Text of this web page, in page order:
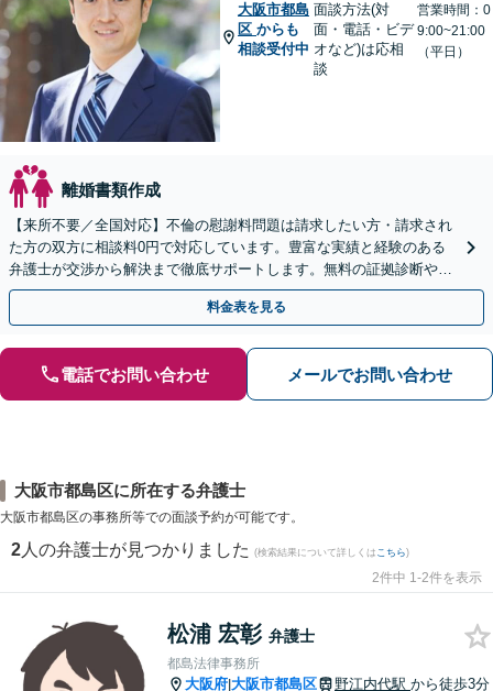
大阪市都島
区 からも
相談受付中
面談方法(対
面・電話・ビデ
オなど)は応相
談
営業時間：0
9:00~21:00
（平日）
離婚書類作成
【来所不要／全国対応】不倫の慰謝料問題は請求したい方・請求され
た方の双方に相談料0円で対応しています。豊富な実績と経験のある
弁護士が交渉から解決まで徹底サポートします。無料の証拠診断や着
手金の返還保証もありますので安心してご相談ください。
料金表を見る
電話でお問い合わせ メールでお問い合わせ
大阪市都島区に所在する弁護士
大阪市都島区の事務所等での面談予約が可能です。
2 人の弁護士が見つかりました (検索結果について詳しくは こちら)
2件中 1-2件を表示
松浦 宏彰 弁護士
都島法律事務所
大阪府|大阪市都島区 野江内代駅 から徒歩3分